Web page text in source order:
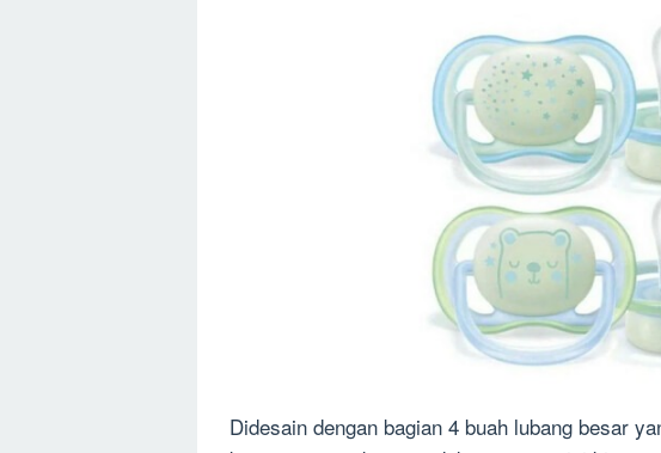
Didesain dengan bagian 4 buah lubang besar